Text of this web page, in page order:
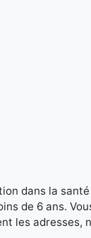
dans la
de 6 ans.
les adresses,